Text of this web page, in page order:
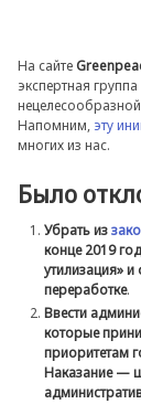
На сайте
экспертная
Напомним, эту
многих из нас.
Было
Убрать из
конце 2019
утилизация»
переработке.
Ввести
которые
приоритетам
Наказание —